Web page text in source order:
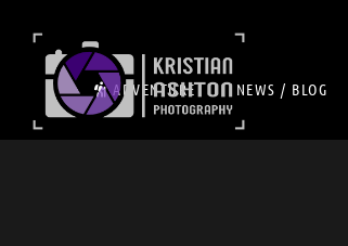
ADVENTURE NEWS / BLOG